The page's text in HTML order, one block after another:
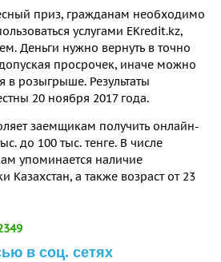
приз, гражданам необходимо
услугами EKredit.kz,
Деньги нужно вернуть в точно
просрочек, иначе можно
в розыгрыше. Результаты
20 ноября 2017 года.
заемщикам получить онлайн-
до 100 тыс. тенге. В числе
упоминается наличие
Казахстан, а также возраст от 23
в соц. сетях